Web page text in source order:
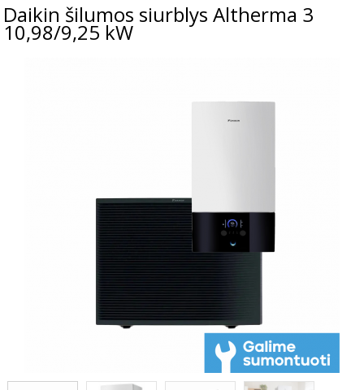
Daikin šilumos siurblys Altherma 3
10,98/9,25 kW